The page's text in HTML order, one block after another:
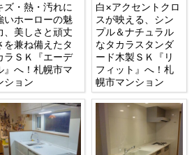
ズ・熱・汚れに
いホーローの魅
、美しさと頑丈
を兼ね備えたタ
ラＳＫ『エーデ
』へ！札幌市マ
ション
白×アクセントクロ
スが映える、シン
プル＆ナチュラル
なタカラスタンダ
ード木製ＳＫ『リ
フィット』へ！札
幌市マンション